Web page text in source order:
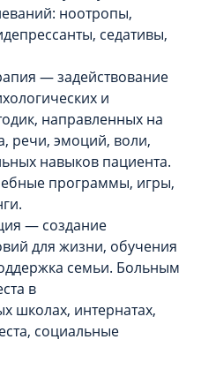
ноотропы,
седативы,
— задействование
и
направленных на
речи, эмоций, воли,
навыков пациента.
программы, игры,
— создание
для жизни, обучения
семьи. Больным
в
школах, интернатах,
социальные